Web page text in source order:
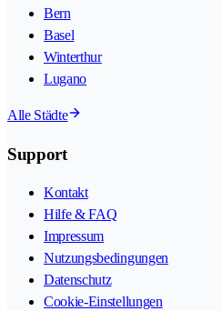
Bern
Basel
Winterthur
Lugano
Alle Städte
Support
Kontakt
Hilfe & FAQ
Impressum
Nutzungsbedingungen
Datenschutz
Cookie-Einstellungen